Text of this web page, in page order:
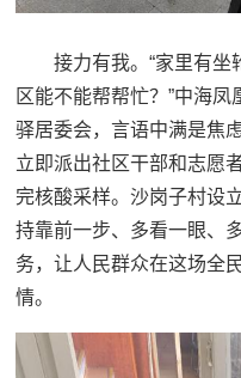
接力有我。“家里有
区能不能帮帮忙？”中海
驿居委会，言语中满是焦
立即派出社区干部和志愿
完核酸采样。沙岗子村设
持靠前一步、多看一眼、
务，让人民群众在这场全
情。